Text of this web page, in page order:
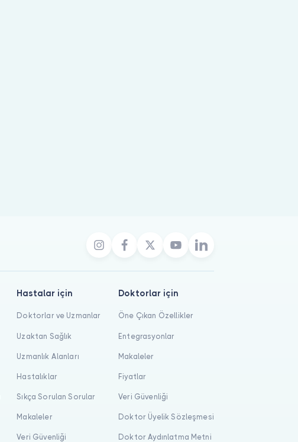
Hastalar için
Doktorlar ve Uzmanlar
Uzaktan Sağlık
Uzmanlık Alanları
Hastalıklar
Sıkça Sorulan Sorular
Makaleler
Veri Güvenliği
Doktorlar için
Öne Çıkan Özellikler
Entegrasyonlar
Makaleler
Fiyatlar
Veri Güvenliği
Doktor Üyelik Sözleşmesi
Doktor Aydınlatma Metni